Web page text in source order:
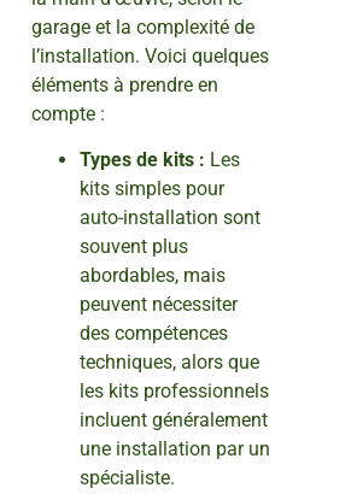
garage et la complexité de
l’installation. Voici quelques
éléments à prendre en
compte :
Types de kits : Les
kits simples pour
auto-installation sont
souvent plus
abordables, mais
peuvent nécessiter
des compétences
techniques, alors que
les kits professionnels
incluent généralement
une installation par un
spécialiste.